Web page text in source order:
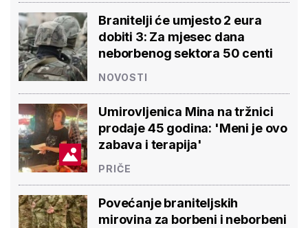
Branitelji će umjesto 2 eura
dobiti 3: Za mjesec dana
neborbenog sektora 50 centi
NOVOSTI
Umirovljenica Mina na tržnici
prodaje 45 godina: 'Meni je ovo
zabava i terapija'
PRIČE
Povećanje braniteljskih
mirovina za borbeni i neborbeni